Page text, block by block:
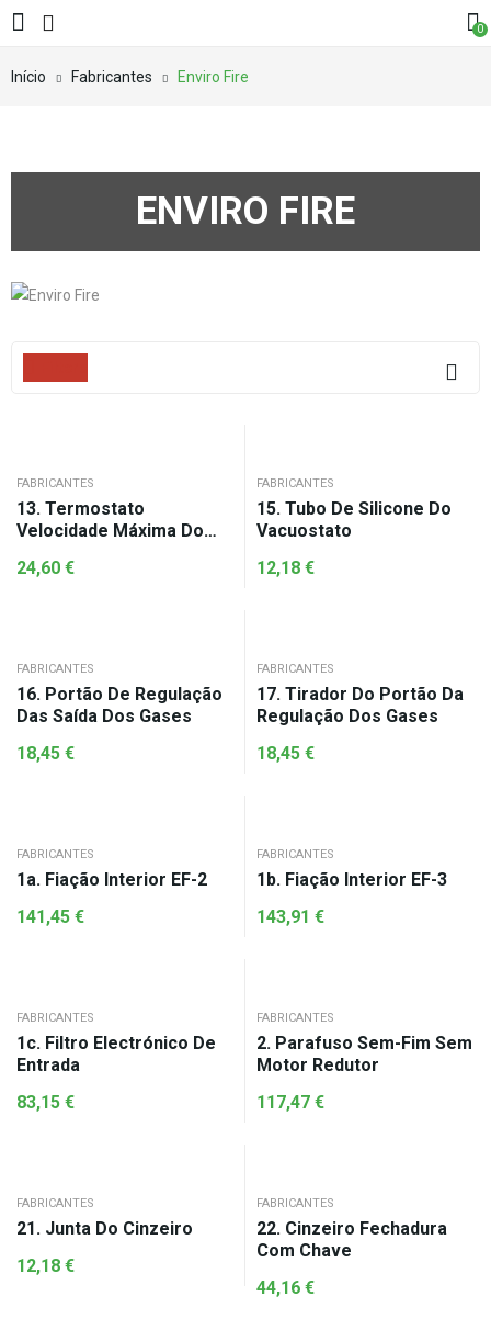
0
Início Fabricantes Enviro Fire
ENVIRO FIRE
FABRICANTES
13. Termostato
Velocidade Máxima Do
24,60 €
FABRICANTES
15. Tubo De Silicone Do
Vacuostato
12,18 €
FABRICANTES
16. Portão De Regulação
Das Saída Dos Gases
18,45 €
FABRICANTES
17. Tirador Do Portão Da
Regulação Dos Gases
18,45 €
FABRICANTES
1a. Fiação Interior EF-2
141,45 €
FABRICANTES
1b. Fiação Interior EF-3
143,91 €
FABRICANTES
1c. Filtro Electrónico De
Entrada
83,15 €
FABRICANTES
2. Parafuso Sem-Fim Sem
Motor Redutor
117,47 €
FABRICANTES
21. Junta Do Cinzeiro
12,18 €
FABRICANTES
22. Cinzeiro Fechadura
Com Chave
44,16 €